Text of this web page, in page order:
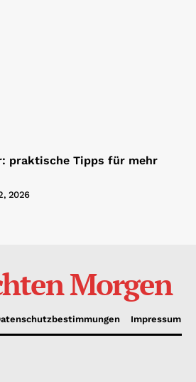
praktische Tipps für mehr
2026
Morgen
Impressum